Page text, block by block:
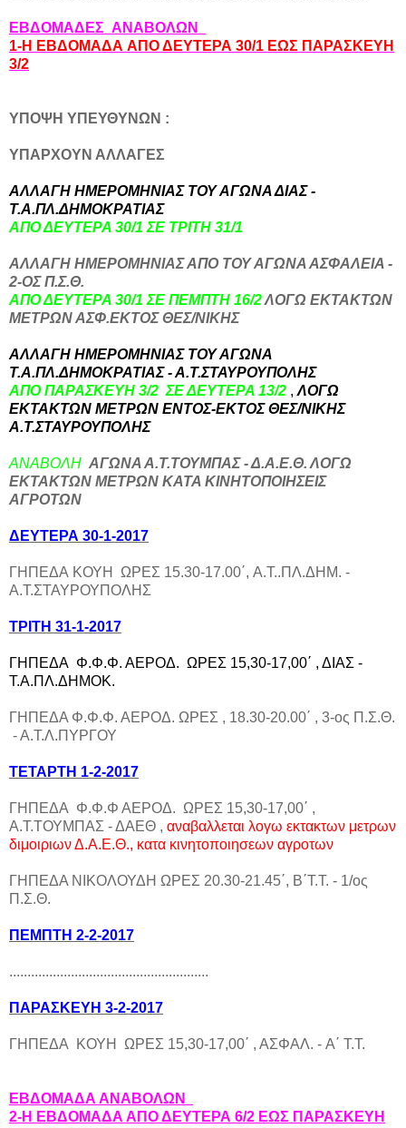
ΕΒΔΟΜΑΔΕΣ ΑΝΑΒΟΛΩΝ
1-Η ΕΒΔΟΜΑΔΑ ΑΠΟ ΔΕΥΤΕΡΑ 30/1 ΕΩΣ ΠΑΡΑΣΚΕΥΗ
3/2
ΥΠΟΨΗ ΥΠΕΥΘΥΝΩΝ :
ΥΠΑΡΧΟΥΝ ΑΛΛΑΓΕΣ
ΑΛΛΑΓΗ ΗΜΕΡΟΜΗΝΙΑΣ ΤΟΥ ΑΓΩΝΑ ΔΙΑΣ -
Τ.Α.ΠΛ.ΔΗΜΟΚΡΑΤΙΑΣ
ΑΠΟ ΔΕΥΤΕΡΑ 30/1 ΣΕ ΤΡΙΤΗ 31/1
ΑΛΛΑΓΗ ΗΜΕΡΟΜΗΝΙΑΣ ΑΠΟ ΤΟΥ ΑΓΩΝΑ ΑΣΦΑΛΕΙΑ -
2-ΟΣ Π.Σ.Θ.
ΑΠΟ ΔΕΥΤΕΡΑ 30/1 ΣΕ ΠΕΜΠΤΗ 16/2ΛΟΓΩ ΕΚΤΑΚΤΩΝ
ΜΕΤΡΩΝ ΑΣΦ.ΕΚΤΟΣ ΘΕΣ/ΝΙΚΗΣ
ΑΛΛΑΓΗ ΗΜΕΡΟΜΗΝΙΑΣ ΤΟΥ ΑΓΩΝΑ
Τ.Α.ΠΛ.ΔΗΜΟΚΡΑΤΙΑΣ - Α.Τ.ΣΤΑΥΡΟΥΠΟΛΗΣ
ΑΠΟ ΠΑΡΑΣΚΕΥΗ 3/2 ΣΕ ΔΕΥΤΕΡΑ 13/2 , ΛΟΓΩ
ΕΚΤΑΚΤΩΝ ΜΕΤΡΩΝ ΕΝΤΟΣ-ΕΚΤΟΣ ΘΕΣ/ΝΙΚΗΣ
Α.Τ.ΣΤΑΥΡΟΥΠΟΛΗΣ
ΑΝΑΒΟΛΗ ΑΓΩΝΑ Α.Τ.ΤΟΥΜΠΑΣ - Δ.Α.Ε.Θ. ΛΟΓΩ
ΕΚΤΑΚΤΩΝ ΜΕΤΡΩΝ ΚΑΤΑ ΚΙΝΗΤΟΠΟΙΗΣΕΙΣ
ΑΓΡΟΤΩΝ
ΔΕΥΤΕΡΑ 30-1-2017
ΓΗΠΕΔΑ ΚΟΥΗ ΩΡΕΣ 15.30-17.00΄, Α.Τ..ΠΛ.ΔΗΜ. -
Α.Τ.ΣΤΑΥΡΟΥΠΟΛΗΣ
TΡΙΤΗ 31-1-2017
ΓΗΠΕΔΑ Φ.Φ.Φ. ΑΕΡΟΔ. ΩΡΕΣ 15,30-17,00΄ , ΔΙΑΣ -
Τ.Α.ΠΛ.ΔΗΜΟΚ.
ΓΗΠΕΔΑ Φ.Φ.Φ. ΑΕΡΟΔ. ΩΡΕΣ , 18.30-20.00΄ , 3-ος Π.Σ.Θ.
- Α.Τ.Λ.ΠΥΡΓΟΥ
TΕΤΑΡΤΗ 1-2-2017
ΓΗΠΕΔΑ Φ.Φ.Φ ΑΕΡΟΔ. ΩΡΕΣ 15,30-17,00΄ ,
Α.Τ.ΤΟΥΜΠΑΣ - ΔΑΕΘ , αναβαλλεται λογω εκτακτων μετρων
διμοιριων Δ.Α.Ε.Θ., κατα κινητοποιησεων αγροτων
ΓΗΠΕΔΑ ΝΙΚΟΛΟΥΔΗ ΩΡΕΣ 20.30-21.45΄, Β΄Τ.Τ. - 1/ος
Π.Σ.Θ.
ΠΕΜΠΤΗ 2-2-2017
.......................................................
ΠΑΡΑΣΚΕΥΗ 3-2-2017
ΓΗΠΕΔΑ ΚΟΥΗ ΩΡΕΣ 15,30-17,00΄ , ΑΣΦΑΛ. - Α΄ Τ.Τ.
ΕΒΔΟΜΑΔΑ ΑΝΑΒΟΛΩΝ
2-Η ΕΒΔΟΜΑΔΑ ΑΠΟ ΔΕΥΤΕΡΑ 6/2 ΕΩΣ ΠΑΡΑΣΚΕΥΗ